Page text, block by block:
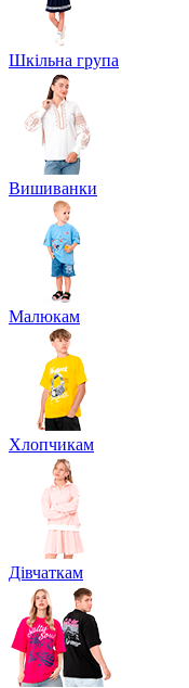
Шкільна група
Вишиванки
Малюкам
Хлопчикам
Дівчаткам